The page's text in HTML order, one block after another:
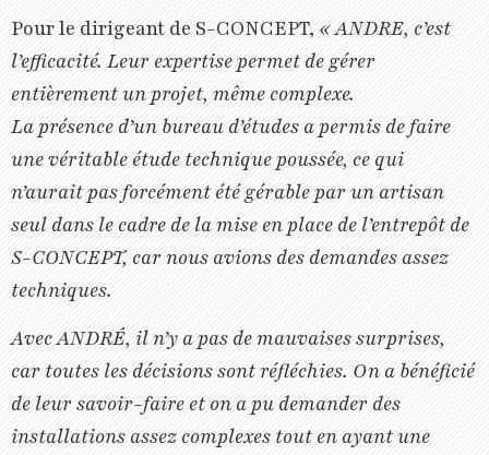
Pour le dirigeant de S-CONCEPT,« ANDRE, c’est
l’efficacité. Leur expertise permet de gérer
entièrement un projet, même complexe.
La présence d’un bureau d’études a permis de faire
une véritable étude technique poussée, ce qui
n’aurait pas forcément été gérable par un artisan
seul dans le cadre de la mise en place de l’entrepôt de
S-CONCEPT, car nous avions des demandes assez
techniques.
Avec ANDRÉ, il n’y a pas de mauvaises surprises,
car toutes les décisions sont réfléchies. On a bénéficié
de leur savoir-faire et on a pu demander des
installations assez complexes tout en ayant une